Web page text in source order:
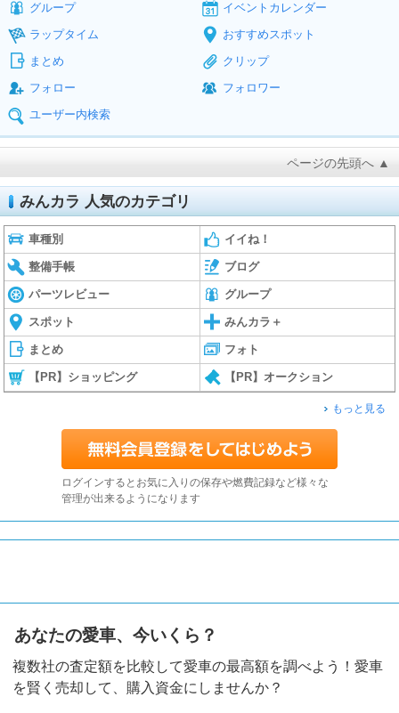
グループ
イベントカレンダー
ラップタイム
おすすめスポット
まとめ
クリップ
フォロー
フォロワー
ユーザー内検索
ページの先頭へ ▲
みんカラ 人気のカテゴリ
車種別 イイね！
整備手帳 ブログ
パーツレビュー グループ
スポット みんカラ＋
まとめ フォト
【PR】ショッピング 【PR】オークション
もっと見る
ログインするとお気に入りの保存や燃費記録など様々な
管理が出来るようになります
あなたの愛車、今いくら？
複数社の査定額を比較して愛車の最高額を調べよう！愛車
を賢く売却して、購入資金にしませんか？